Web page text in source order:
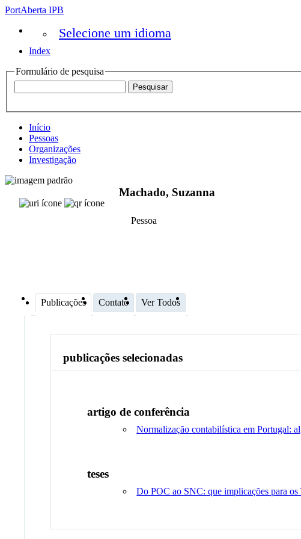
PortAberta IPB
Selecione um idioma
Index
Formulário de pesquisa
Início
Pessoas
Organizações
Investigação
Machado, Suzanna
Pessoa
Publicações Contato Ver Todos
publicações selecionadas
artigo de conferência
Normalização contabilística em Portugal:
teses
Do POC ao SNC: que implicações para